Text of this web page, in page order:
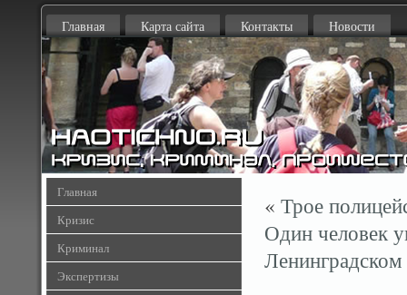
Главная Карта сайта Контакты Новости
Главная
Кризис
Криминал
Экспертизы
« Трое
Один человек